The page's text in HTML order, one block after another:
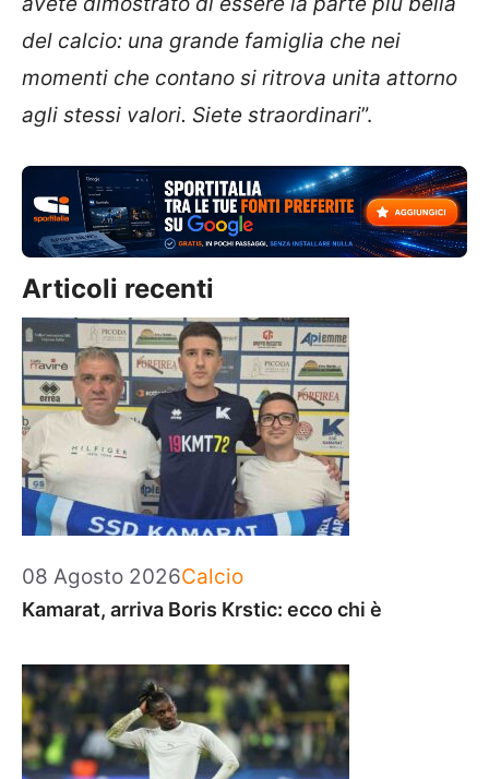
del calcio: una grande famiglia che nei
momenti che contano si ritrova unita attorno
agli stessi valori. Siete straordinari”.
Articoli recenti
08 Agosto 2026Categorie
Calcio
Kamarat, arriva Boris Krstic: ecco chi è